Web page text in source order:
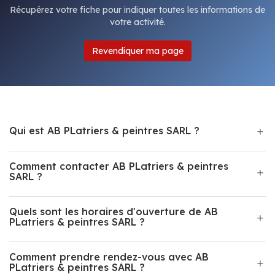
Récupérez votre fiche pour indiquer toutes les informations de
votre activité.
Revendiquer ma page
Qui est AB PLatriers & peintres SARL ?
Comment contacter AB PLatriers & peintres
SARL ?
Quels sont les horaires d'ouverture de AB
PLatriers & peintres SARL ?
Comment prendre rendez-vous avec AB
PLatriers & peintres SARL ?